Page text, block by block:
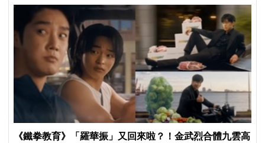
《鐵拳教育》「羅華振」又回來啦？！金武烈合體九雲高